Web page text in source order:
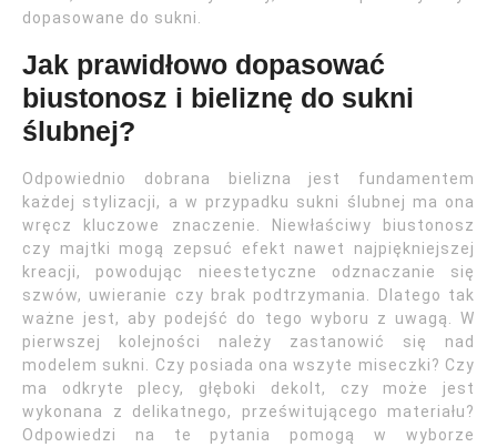
dopasowane do sukni.
Jak prawidłowo dopasować
biustonosz i bieliznę do sukni
ślubnej?
Odpowiednio dobrana bielizna jest fundamentem
każdej stylizacji, a w przypadku sukni ślubnej ma ona
wręcz kluczowe znaczenie. Niewłaściwy biustonosz
czy majtki mogą zepsuć efekt nawet najpiękniejszej
kreacji, powodując nieestetyczne odznaczanie się
szwów, uwieranie czy brak podtrzymania. Dlatego tak
ważne jest, aby podejść do tego wyboru z uwagą. W
pierwszej kolejności należy zastanowić się nad
modelem sukni. Czy posiada ona wszyte miseczki? Czy
ma odkryte plecy, głęboki dekolt, czy może jest
wykonana z delikatnego, prześwitującego materiału?
Odpowiedzi na te pytania pomogą w wyborze